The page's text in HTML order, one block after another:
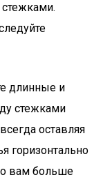
длинные и
стежками
оставляя
горизонтально
вам больше